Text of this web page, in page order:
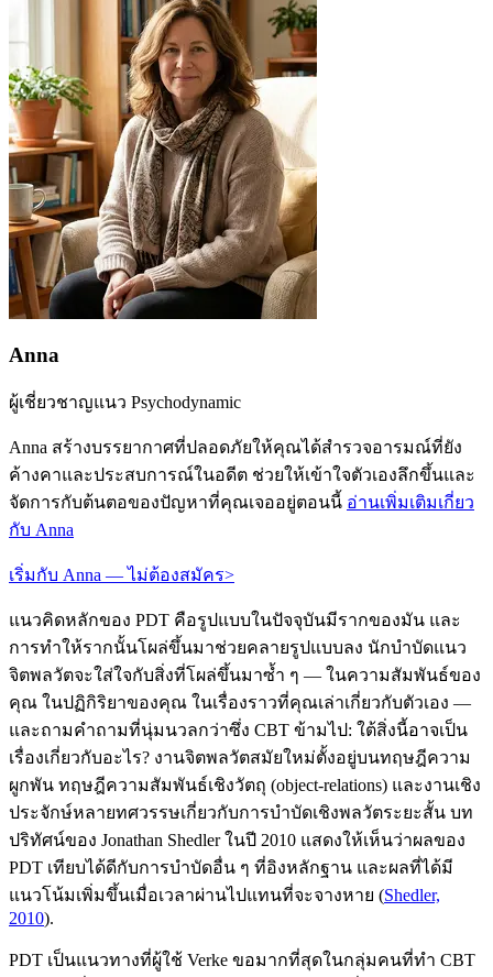
Anna
ผู้เชี่ยวชาญแนว Psychodynamic
Anna สร้างบรรยากาศที่ปลอดภัยให้คุณได้สำรวจอารมณ์ที่ยัง
ค้างคาและประสบการณ์ในอดีต ช่วยให้เข้าใจตัวเองลึกขึ้นและ
จัดการกับต้นตอของปัญหาที่คุณเจออยู่ตอนนี้ อ่านเพิ่มเติมเกี่ยว
กับ Anna
เริ่มกับ Anna — ไม่ต้องสมัคร>
แนวคิดหลักของ PDT คือรูปแบบในปัจจุบันมีรากของมัน และ
การทำให้รากนั้นโผล่ขึ้นมาช่วยคลายรูปแบบลง นักบำบัดแนว
จิตพลวัตจะใส่ใจกับสิ่งที่โผล่ขึ้นมาซ้ำ ๆ — ในความสัมพันธ์ของ
คุณ ในปฏิกิริยาของคุณ ในเรื่องราวที่คุณเล่าเกี่ยวกับตัวเอง —
และถามคำถามที่นุ่มนวลกว่าซึ่ง CBT ข้ามไป: ใต้สิ่งนี้อาจเป็น
เรื่องเกี่ยวกับอะไร? งานจิตพลวัตสมัยใหม่ตั้งอยู่บนทฤษฎีความ
ผูกพัน ทฤษฎีความสัมพันธ์เชิงวัตถุ (object-relations) และงานเชิง
ประจักษ์หลายทศวรรษเกี่ยวกับการบำบัดเชิงพลวัตระยะสั้น บท
ปริทัศน์ของ Jonathan Shedler ในปี 2010 แสดงให้เห็นว่าผลของ
PDT เทียบได้ดีกับการบำบัดอื่น ๆ ที่อิงหลักฐาน และผลที่ได้มี
แนวโน้มเพิ่มขึ้นเมื่อเวลาผ่านไปแทนที่จะจางหาย (Shedler,
2010).
PDT เป็นแนวทางที่ผู้ใช้ Verke ขอมากที่สุดในกลุ่มคนที่ทำ CBT